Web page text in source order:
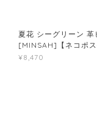
夏花 シーグリーン
[MINSAH]【ネコポス
¥8,470